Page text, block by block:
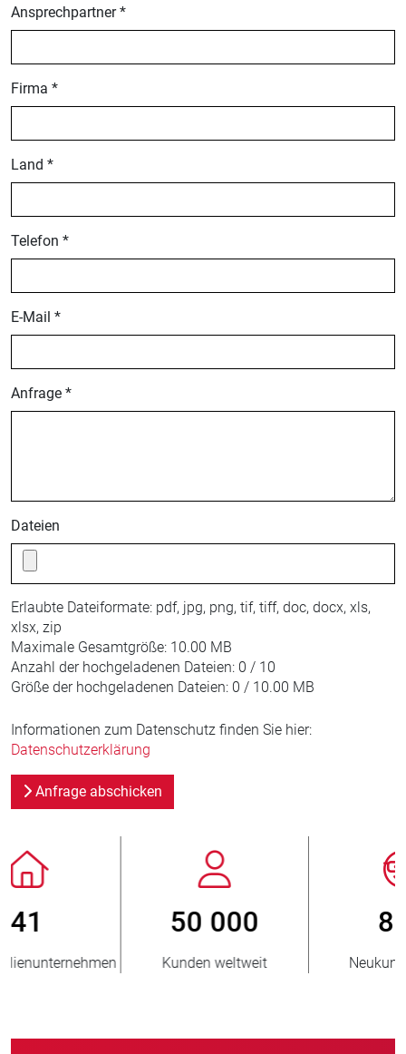
Ansprechpartner *
Firma *
Land *
Telefon *
E-Mail *
Anfrage *
Dateien
Erlaubte Dateiformate: pdf, jpg, png, tif, tiff, doc, docx, xls,
xlsx, zip
Maximale Gesamtgröße: 10.00 MB
Anzahl der hochgeladenen Dateien: 0 / 10
Größe der hochgeladenen Dateien: 0 / 10.00 MB
Informationen zum Datenschutz finden Sie hier:
Datenschutzerklärung
Anfrage abschicken
Neukunden/Jahr
> 3 500 000
verkaufte Einheiten